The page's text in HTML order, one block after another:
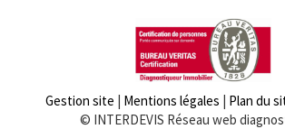
Gestion site | Mentions légales | Plan du
© INTERDEVIS Réseau web